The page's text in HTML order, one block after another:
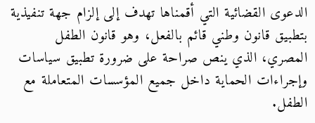
الدعوى القضائية التي أقمناها تهدف إلى إلزام جهة تنفيذية
بتطبيق قانون وطني قائم بالفعل، وهو قانون الطفل
المصري، الذي ينص صراحة على ضرورة تطبيق سياسات
وإجراءات الحماية داخل جميع المؤسسات المتعاملة مع
الطفل.